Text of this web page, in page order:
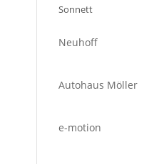
Sonnett
Neuhoff
Autohaus Möller
e-motion